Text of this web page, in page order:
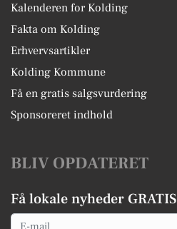
Kalenderen for Kolding
Fakta om Kolding
Erhvervsartikler
Kolding Kommune
Få en gratis salgsvurdering
Sponsoreret indhold
BLIV OPDATERET
Få lokale nyheder GRATIS
Email